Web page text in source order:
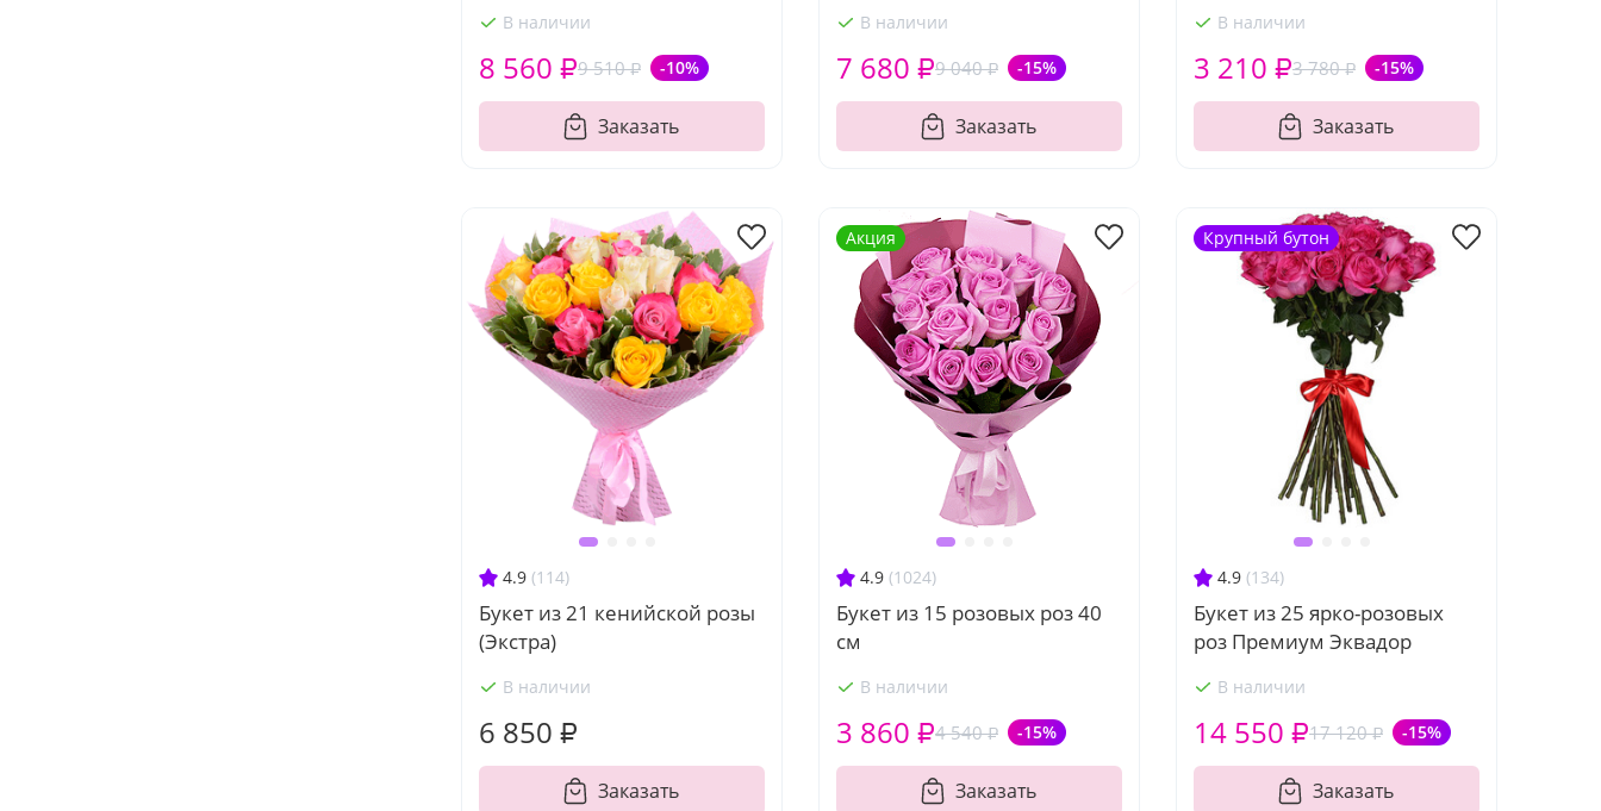
В наличии
9 510 ₽ -10%
8 560 ₽
Заказать
В наличии
9 040 ₽ -15%
7 680 ₽
Заказать
В наличии
3 780 ₽ -15%
3 210 ₽
Заказать
4.9 (114)
Букет из 21 кенийской розы
(Экстра)
В наличии
6 850 ₽
Заказать
4.9 (1024)
Букет из 15 розовых роз 40
см
В наличии
4 540 ₽ -15%
3 860 ₽
Заказать
Акция
4.9 (134)
Букет из 25 ярко-розовых
роз Премиум Эквадор
В наличии
17 120 ₽ -15%
14 550 ₽
Заказать
Крупный бутон